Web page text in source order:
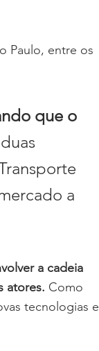
Paulo, entre os
que o
a
a cadeia
atores. Como
tecnologias e